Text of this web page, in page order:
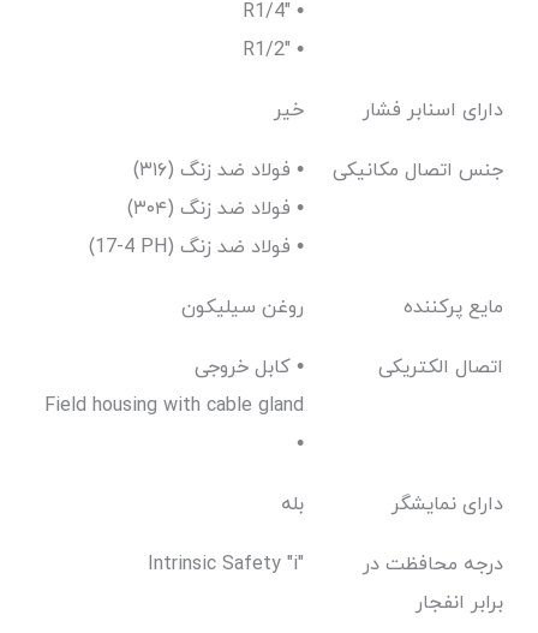
R1/4" •
R1/2" •
دارای اسنابر فشار خیر
جنس اتصال مکانیکی
فولاد ضد زنگ (۳۱۶) •
فولاد ضد زنگ (۳۰۴) •
(17-4 PH) فولاد ضد زنگ •
مایع پرکننده روغن سیلیکون
اتصال الکتریکی
کابل خروجی •
Field housing with cable gland
•
دارای نمایشگر بله
درجه محافظت در
برابر انفجار
Intrinsic Safety "i"